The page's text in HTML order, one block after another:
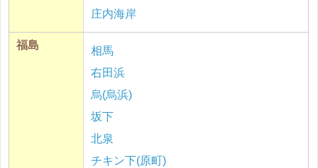
庄内海岸
福島
相馬
右田浜
烏(烏浜)
坂下
北泉
チキン下(原町)